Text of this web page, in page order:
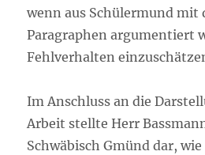
wenn aus Schülermund mit
Paragraphen argumentiert
Fehlverhalten
Im Anschluss an die
Arbeit stellte Herr
Schwäbisch Gmünd dar,